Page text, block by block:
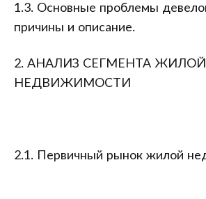
1.3. Основные проблемы
причины и описание.
2. АНАЛИЗ СЕГМЕНТА ЖИЛОЙ
НЕДВИЖИМОСТИ
2.1. Первичный рынок жилой